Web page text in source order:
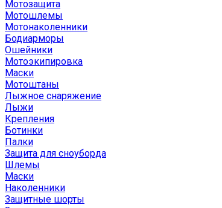
Мотозащита
Мотошлемы
Мотонаколенники
Бодиарморы
Ошейники
Мотоэкипировка
Маски
Мотоштаны
Лыжное снаряжение
Лыжи
Крепления
Ботинки
Палки
Защита для сноуборда
Шлемы
Маски
Наколенники
Защитные шорты